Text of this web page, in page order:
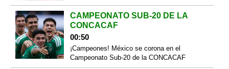
CAMPEONATO SUB-20 DE LA
CONCACAF
00:50
¡Campeones! México se corona en el
Campeonato Sub-20 de la CONCACAF